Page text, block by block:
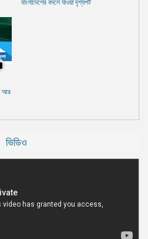
বাংলাদেশের বদলে যাওয়া দৃশ্যপট
আর
ভিডিও